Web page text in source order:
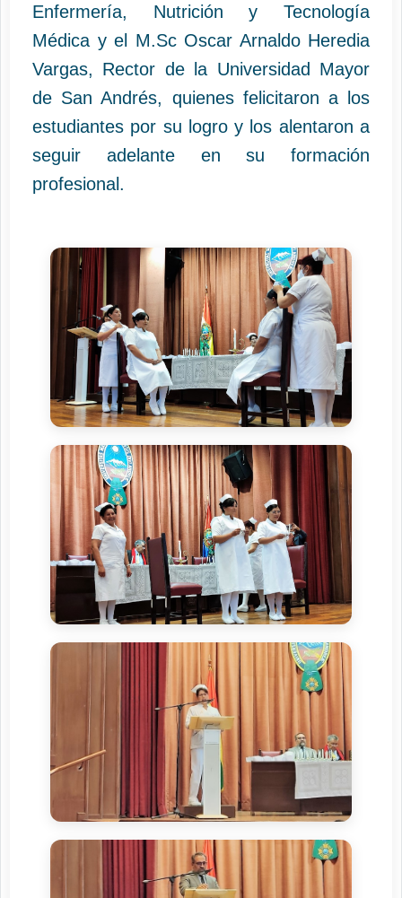
Enfermería, Nutrición y Tecnología
Médica y el M.Sc Oscar Arnaldo Heredia
Vargas, Rector de la Universidad Mayor
de San Andrés, quienes felicitaron a los
estudiantes por su logro y los alentaron a
seguir adelante en su formación
profesional.